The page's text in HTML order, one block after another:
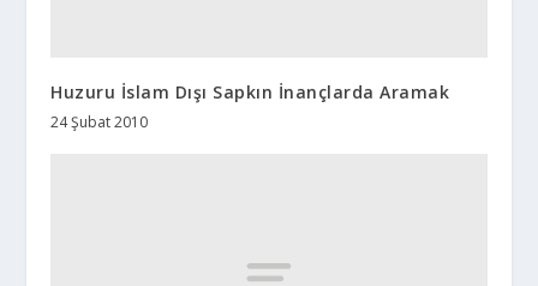
Huzuru İslam Dışı Sapkın İnançlarda Aramak
24 Şubat 2010